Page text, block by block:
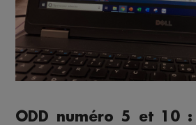
ODD numéro 5 et 10